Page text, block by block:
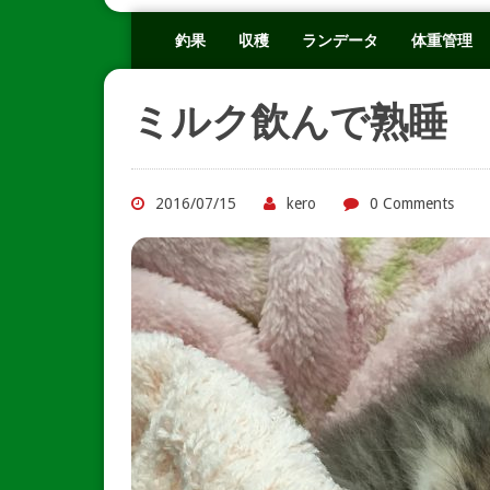
釣果 収穫 ランデータ 体重管理
ミルク飲んで熟睡
2016/07/15 kero 0 Comments